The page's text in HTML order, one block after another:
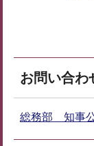
お問い合わ
総務部 知事